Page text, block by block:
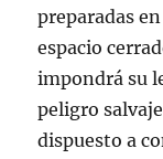
preparadas
espacio
impondrá su
peligro
dispuesto a